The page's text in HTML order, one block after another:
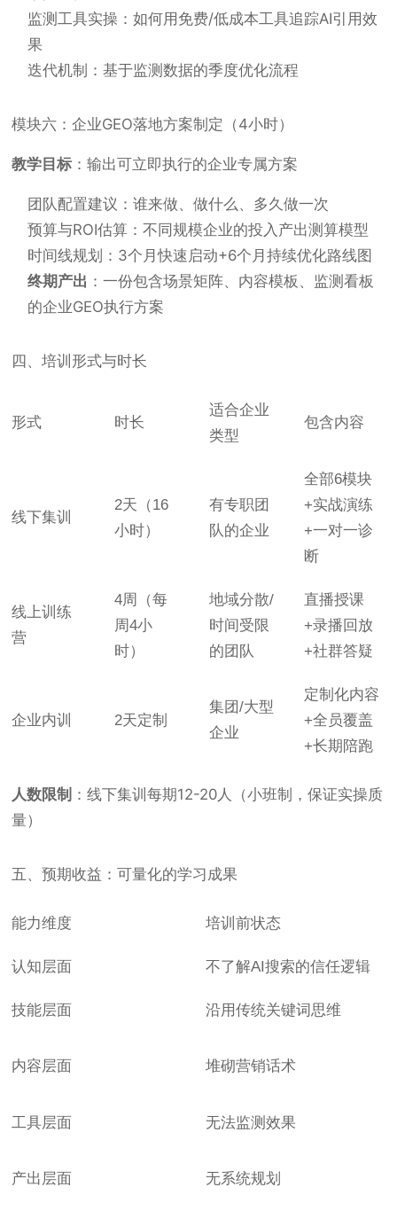
监测工具实操：如何用免费/低成本工具追踪AI引用效
果
迭代机制：基于监测数据的季度优化流程
模块六：企业GEO落地方案制定（4小时）
教学目标 ：输出可立即执行的企业专属方案
团队配置建议：谁来做、做什么、多久做一次
预算与ROI估算：不同规模企业的投入产出测算模型
时间线规划：3个月快速启动+6个月持续优化路线图
终期产出 ：一份包含场景矩阵、内容模板、监测看板
的企业GEO执行方案
四、培训形式与时长
形式 时长
适合企业
类型
包含内容
线下集训
2天（16
小时）
有专职团
队的企业
全部6模块
+实战演练
+一对一诊
断
线上训练
营
4周（每
周4小
时）
地域分散/
时间受限
的团队
直播授课
+录播回放
+社群答疑
企业内训 2天定制
集团/大型
企业
定制化内容
+全员覆盖
+长期陪跑
人数限制 ：线下集训每期12-20人（小班制，保证实操质
量）
五、预期收益：可量化的学习成果
能力维度 培训前状态
认知层面 不了解AI搜索的信任逻辑
技能层面 沿用传统关键词思维
内容层面 堆砌营销话术
工具层面 无法监测效果
产出层面 无系统规划